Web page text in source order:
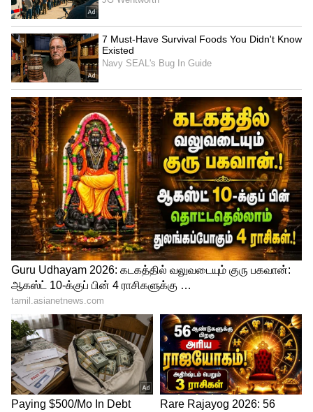
செயற்கை நுண்ணறிவு, கிரிப்டோகரன்சி,
சைபர் கிரைம் போன்ற வளர்ந்து வரும்
தொழில்நுட்பங்களில் இருக்கும்
சவால்களுக்கு உலகளாவிய
முன்மாதிரிகளை நாம் உருவாக்க வேண்டும்
எனவும், நாம் நமது தேசிய
இறையாண்மைக்கு முன்னுரிமை